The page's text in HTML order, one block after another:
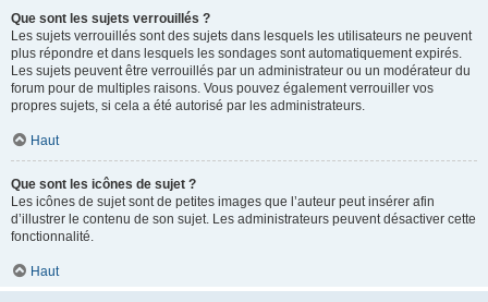
Que sont les sujets verrouillés ?
Les sujets verrouillés sont des sujets dans lesquels les utilisateurs ne peuvent
plus répondre et dans lesquels les sondages sont automatiquement expirés.
Les sujets peuvent être verrouillés par un administrateur ou un modérateur du
forum pour de multiples raisons. Vous pouvez également verrouiller vos
propres sujets, si cela a été autorisé par les administrateurs.
Haut
Que sont les icônes de sujet ?
Les icônes de sujet sont de petites images que l’auteur peut insérer afin
d’illustrer le contenu de son sujet. Les administrateurs peuvent désactiver cette
fonctionnalité.
Haut